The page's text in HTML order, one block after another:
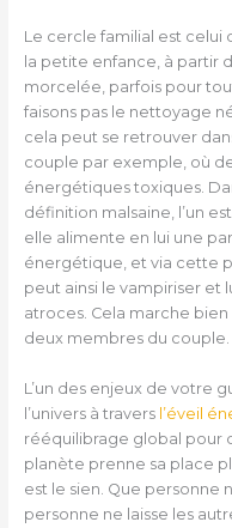
Le cercle familial est celui
la petite enfance, à partir
morcelée, parfois pour
faisons pas le nettoyage
cela peut se retrouver
couple par exemple, où
énergétiques toxiques.
définition malsaine, l’un
elle alimente en lui une
énergétique, et via cette
peut ainsi le vampiriser et
atroces. Cela marche bien
deux membres du couple.
L’un des enjeux de votre
l’univers à travers l’éveil
rééquilibrage global pour
planète prenne sa place
est le sien. Que personne
personne ne laisse les